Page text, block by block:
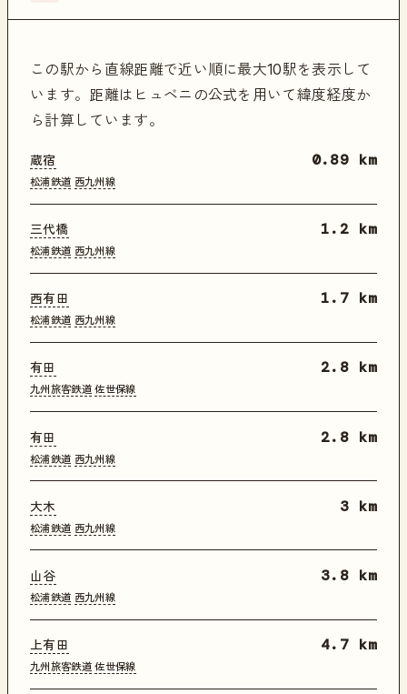
この駅から直線距離で近い順に最大10駅を表示して
います。距離はヒュベニの公式を用いて緯度経度か
ら計算しています。
蔵宿
松浦鉄道 西九州線
0.89 km
三代橋
松浦鉄道 西九州線
1.2 km
西有田
松浦鉄道 西九州線
1.7 km
有田
九州旅客鉄道 佐世保線
2.8 km
有田
松浦鉄道 西九州線
2.8 km
大木
松浦鉄道 西九州線
3 km
山谷
松浦鉄道 西九州線
3.8 km
上有田
九州旅客鉄道 佐世保線
4.7 km